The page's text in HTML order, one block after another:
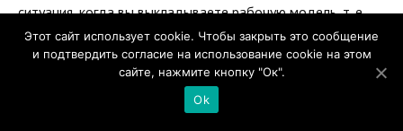
ситуация, когда вы выкладываете рабочую модель, т. е.
все в сервисе работает, но потом постепенно при помощи
тех же пользователей вы занимаетесь постоянным
обновлением, апдейтом этого продукта. Это даже
помогает в определенной лояльности пользователей. Они
Этот сайт использует cookie. Чтобы закрыть это сообщение
и подтвердить согласие на использование cookie на этом
сайте, нажмите кнопку "Ок".
Ok